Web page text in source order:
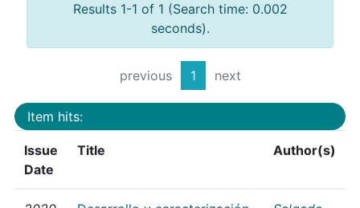
Results 1-1 of 1 (Search time: 0.002
seconds).
previous 1 next
Item hits:
Issue
Date
Title Author(s)